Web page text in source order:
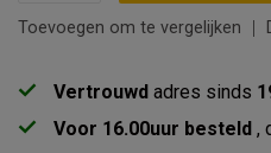
Toevoegen om te vergelijken
Vertrouwd adres sinds
Voor 16.00uur besteld ,